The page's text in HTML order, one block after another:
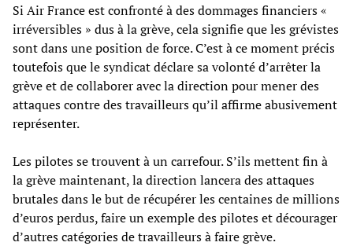
Si Air France est confronté à des dommages financiers «
irréversibles » dus à la grève, cela signifie que les grévistes
sont dans une position de force. C’est à ce moment précis
toutefois que le syndicat déclare sa volonté d’arrêter la
grève et de collaborer avec la direction pour mener des
attaques contre des travailleurs qu’il affirme abusivement
représenter.
Les pilotes se trouvent à un carrefour. S’ils mettent fin à
la grève maintenant, la direction lancera des attaques
brutales dans le but de récupérer les centaines de millions
d’euros perdus, faire un exemple des pilotes et décourager
d’autres catégories de travailleurs à faire grève.